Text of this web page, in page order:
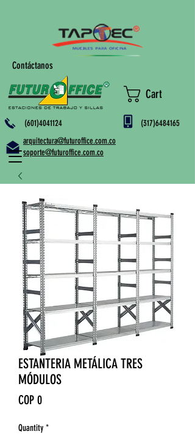
Contáctanos
Cart
(601)4041124
(317)6484165
arquitectura@futuroffice.com.co
soporte@futuroffice.com.co
ESTANTERIA METÁLICA TRES
MÓDULOS
COP 0Price
Quantity *